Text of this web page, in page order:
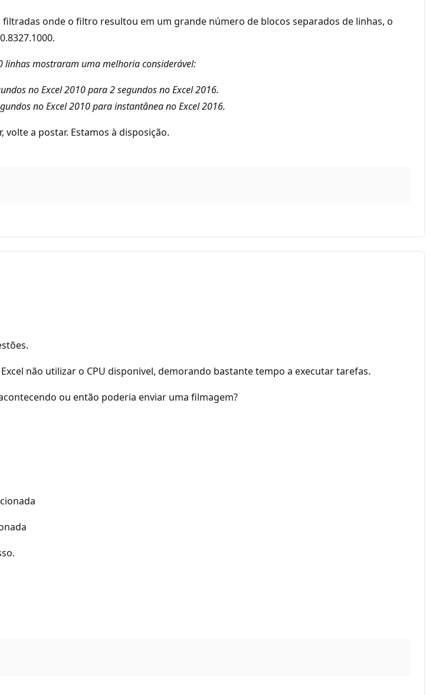
onde o filtro resultou em um grande número de blocos separados de linhas, o
mostraram uma melhoria considerável:
no Excel 2010 para 2 segundos no Excel 2016.
no Excel 2010 para instantânea no Excel 2016.
a postar. Estamos à disposição.
não utilizar o CPU disponivel, demorando bastante tempo a executar tarefas.
ou então poderia enviar uma filmagem?